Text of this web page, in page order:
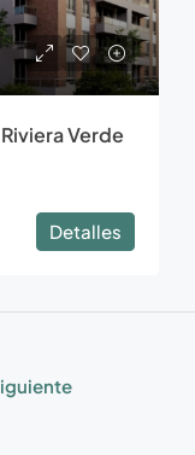
Verde
Detalles